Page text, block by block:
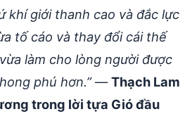
khí giới thanh cao và đắc lực
tố cáo và thay đổi cái thế
làm cho lòng người được
phú hơn.”—Thạch Lam
trong lời tựa Gió đầu